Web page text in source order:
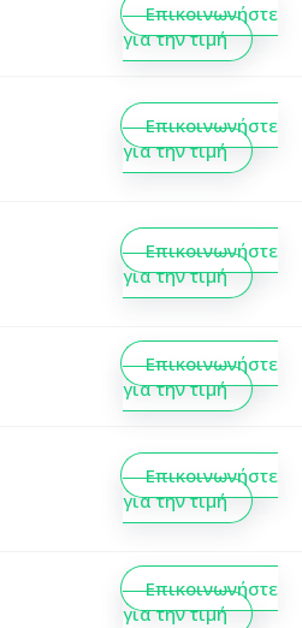
Επικοινωνήστε
για την τιμή
Επικοινωνήστε
για την τιμή
Επικοινωνήστε
για την τιμή
Επικοινωνήστε
για την τιμή
Επικοινωνήστε
για την τιμή
Επικοινωνήστε
για την τιμή